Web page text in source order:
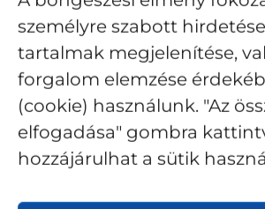
személyre szabott
tartalmak megjelenítése,
forgalom elemzése
(cookie) használunk. "Az
elfogadása" gombra
hozzájárulhat a sütik